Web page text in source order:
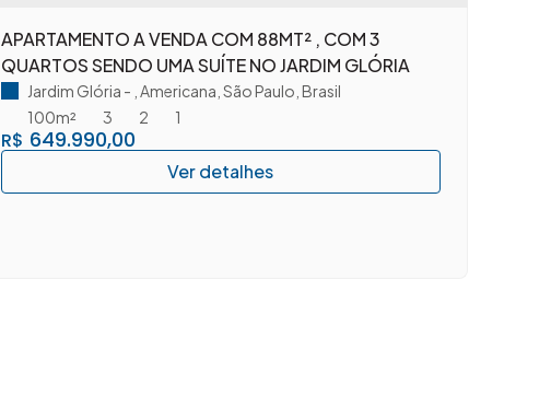
APARTAMENTO A VENDA COM 88MT² , COM 3
QUARTOS SENDO UMA SUÍTE NO JARDIM GLÓRIA
R$ 649.990,00
Jardim Glória Americana São Paulo Brasil
3
2
100m² 1